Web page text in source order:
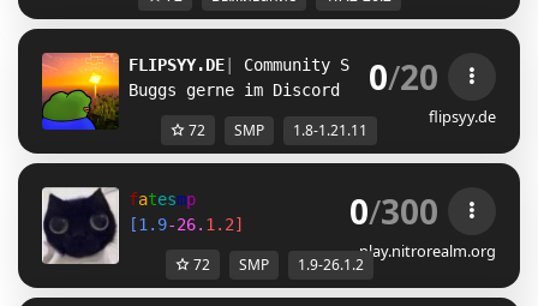
FLIPSYY.DE Community SMP | 1.8 - 1.21.11
Buggs gerne im Discord Reporten!
0/20
flipsyy.de
72 SMP 1.8-1.21.11
fatesmp
[1 . 9-26. 1 . 2] 0/300
play.nitrorealm.org
72 SMP 1.9-26.1.2